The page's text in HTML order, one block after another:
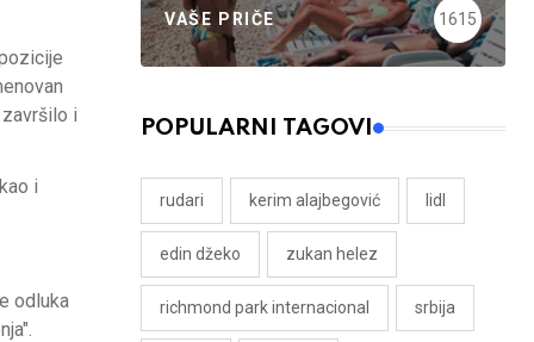
i
i
odluka
VAŠE PRIČE 1615
POPULARNI TAGOVI
rudari kerim alajbegović lidl
edin džeko zukan helez
richmond park internacional srbija